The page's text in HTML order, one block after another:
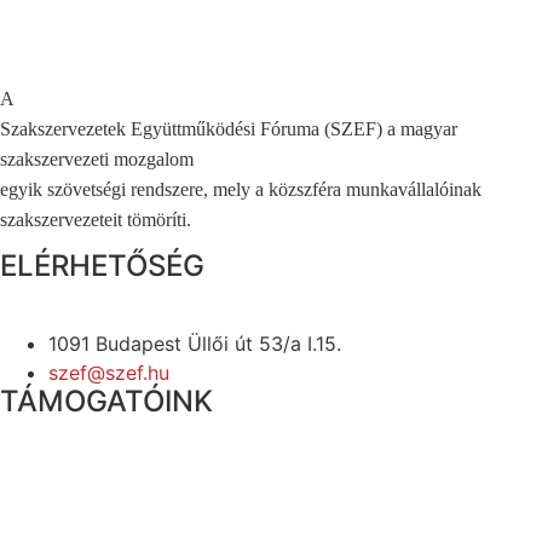
A
Szakszervezetek Együttműködési Fóruma (SZEF) a magyar
szakszervezeti mozgalom
egyik szövetségi rendszere, mely a közszféra munkavállalóinak
szakszervezeteit tömöríti.
ELÉRHETŐSÉG
1091 Budapest Üllői út 53/a I.15.
szef@szef.hu
TÁMOGATÓINK